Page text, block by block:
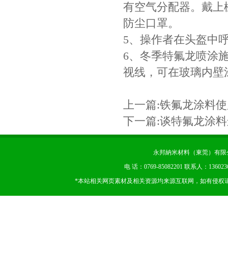
有空气分配器。戴
防尘口罩。
5、操作者在头盔中
6、冬季特氟龙喷涂
视线，可在玻璃内
上一篇:铁氟龙涂料
下一篇:谈特氟龙涂
永邦納米材料（東莞）有限
电 话：0769-85082201 联系人：
*本站相关网页素材及相关资源均来源互联网，如有侵